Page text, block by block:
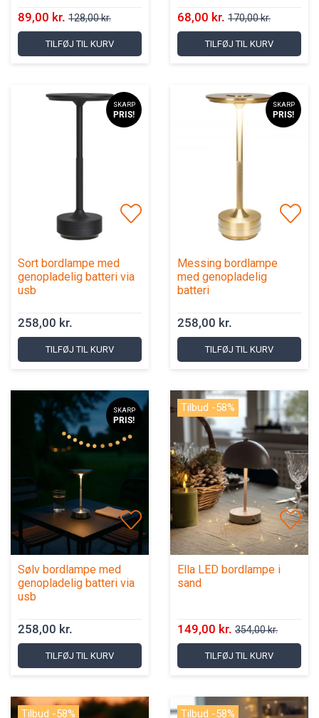
89,00 kr. 128,00 kr.
TILFØJ TIL KURV
68,00 kr. 170,00 kr.
TILFØJ TIL KURV
SKARP
PRIS!
Sort bordlampe med
genopladelig batteri via
usb
258,00 kr.
TILFØJ TIL KURV
SKARP
PRIS!
Messing bordlampe
med genopladelig
batteri
258,00 kr.
TILFØJ TIL KURV
SKARP
PRIS!
Sølv bordlampe med
genopladelig batteri via
usb
258,00 kr.
TILFØJ TIL KURV
Tilbud -58%
Ella LED bordlampe i
sand
149,00 kr. 354,00 kr.
TILFØJ TIL KURV
Tilbud -58% Tilbud -58%